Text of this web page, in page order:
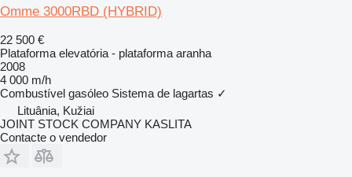
Omme 3000RBD (HYBRID)
22 500 €
Plataforma elevatória - plataforma aranha
2008
4 000 m/h
Combustível gasóleo Sistema de lagartas ✓
Lituânia, Kužiai
JOINT STOCK COMPANY KASLITA
Contacte o vendedor